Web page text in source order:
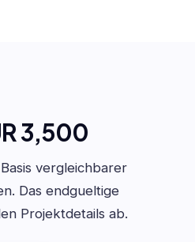
3,500
vergleichbarer
Das endgueltige
Projektdetails ab.